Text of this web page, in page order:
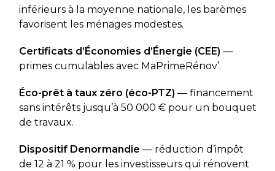
inférieurs à la moyenne nationale, les barèmes
favorisent les ménages modestes.
Certificats d’Économies d’Énergie (CEE) —
primes cumulables avec MaPrimeRénov’.
Éco-prêt à taux zéro (éco-PTZ) — financement
sans intérêts jusqu’à 50 000 € pour un bouquet
de travaux.
Dispositif Denormandie — réduction d’impôt
de 12 à 21 % pour les investisseurs qui rénovent